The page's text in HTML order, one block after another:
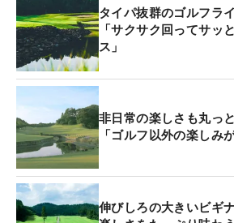
タイパ抜群のゴルフラ
「サクサク回ってサッ
ス」
非日常の楽しさも丸っ
「ゴルフ以外の楽しみ
伸びしろの大きいビギ